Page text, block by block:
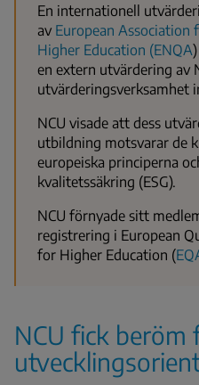
En internationell
av European Association
Higher Education (ENQA
en extern utvärdering av
utvärderingsverksamhet
NCU visade att dess
utbildning motsvarar de
europeiska principerna
kvalitetssäkring (ESG).
NCU förnyade sitt
registrering i European
for Higher Education (
NCU fick beröm